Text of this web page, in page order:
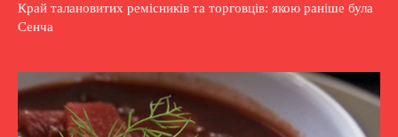
Край талановитих ремісників та торговців: якою раніше була
Сенча